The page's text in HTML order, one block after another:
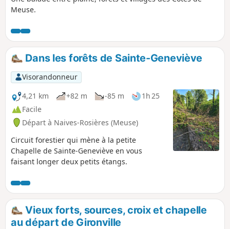
Meuse.
Dans les forêts de Sainte-Geneviève
Visorandonneur
4,21 km
+82 m -85 m
1h 25
Facile
Départ à Naives-Rosières (Meuse)
Circuit forestier qui mène à la petite
Chapelle de Sainte-Geneviève en vous
faisant longer deux petits étangs.
Vieux forts, sources, croix et chapelle
au départ de Gironville